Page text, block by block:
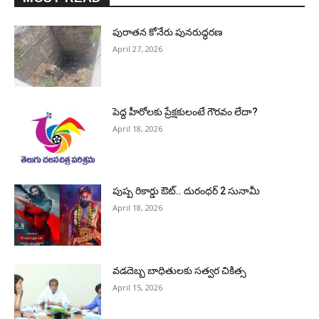
పురాత‌న కోనేరు పున‌రుద్ధ‌ర‌ణ
April 27, 2026
పెద్ద హీరోల‌కు ప్రేక్ష‌కులంటే గౌర‌వం లేదా?
April 18, 2026
పుష్ప రికార్డు ఔట్‌.. దురంధ‌ర్ 2 సునామీ
April 18, 2026
వడదెబ్బ బాధితులకు సత్వర చికిత్స
April 15, 2026